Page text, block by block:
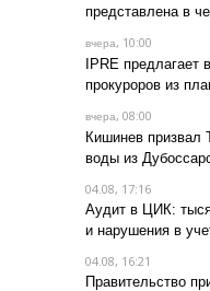
представлена в
вчера, 10:00
IPRE предлагает
прокуроров из
вчера, 08:00
Кишинев призвал
воды из
04.08, 17:16
Аудит в ЦИК:
и нарушения в
04.08, 16:21
Правительство